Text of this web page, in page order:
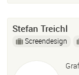
Stefan Treichl
Screendesign